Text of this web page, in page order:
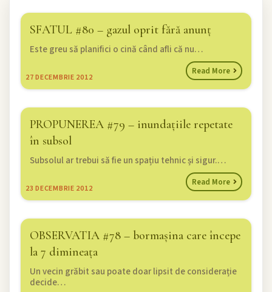
SFATUL #80 – gazul oprit fără anunț
27DECEMBRIE 2012
Este greu să planifici o cină când afli că nu…
Read More
PROPUNEREA #79 – inundațiile repetate
în subsol
23 DECEMBRIE 2012
Subsolul ar trebui să fie un spațiu tehnic și sigur.…
Read More
OBSERVATIA #78 – bormașina care începe
la 7 dimineața
Un vecin grăbit sau poate doar lipsit de considerație
decide…